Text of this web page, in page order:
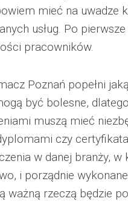
mieć na uwadze
usług. Po
pracowników.
Poznań popełni
być bolesne,
muszą mieć
czy
w danej branży,
i porządnie
ważną rzeczą będzie